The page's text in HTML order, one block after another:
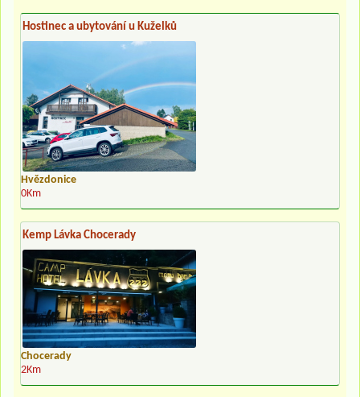
Hostinec a ubytování u Kuželků
Hvězdonice
0Km
Kemp Lávka Chocerady
Chocerady
2Km